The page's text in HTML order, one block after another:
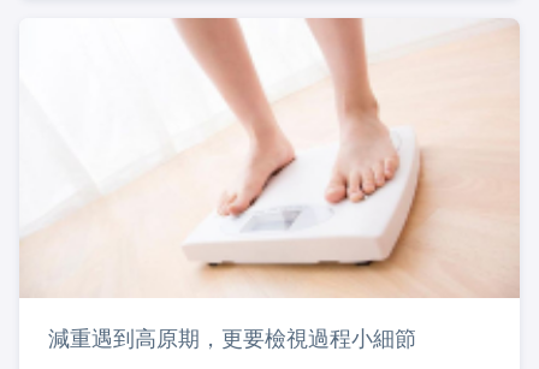
減重遇到高原期，更要檢視過程小細節